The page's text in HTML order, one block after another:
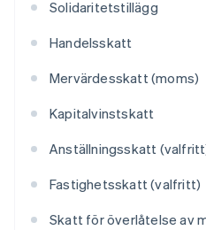
Solidaritetstillägg
Handelsskatt
Mervärdesskatt (moms)
Kapitalvinstskatt
Anställningsskatt
Fastighetsskatt (valfritt)
Skatt för överlåtelse av